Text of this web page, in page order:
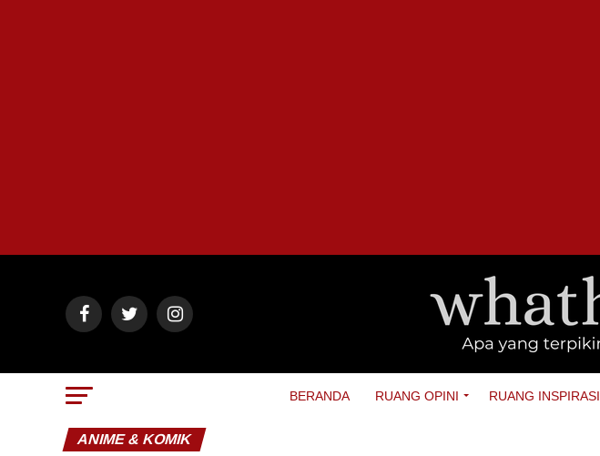
BERANDA RUANG OPINI RUANG INSPIRASI
ANIME & KOMIK